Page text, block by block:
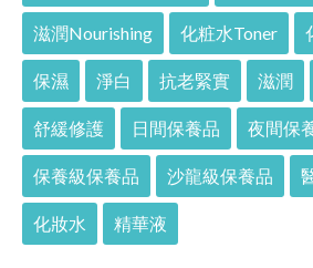
滋潤Nourishing 化粧水Toner
保濕 淨白 抗老緊實 滋潤
舒緩修護 日間保養品 夜間保
保養級保養品 沙龍級保養品
化妝水 精華液